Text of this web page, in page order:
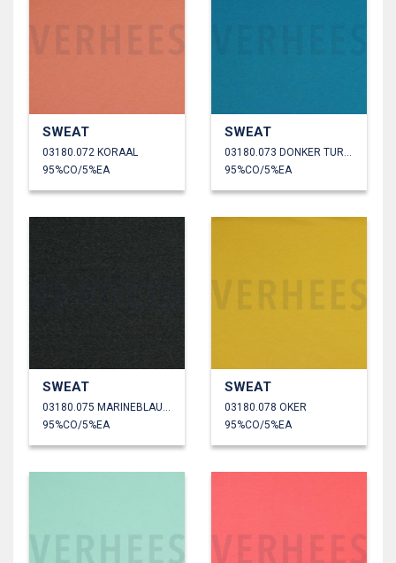
SWEAT
03180.072 KORAAL
95%CO/5%EA
SWEAT
03180.073 DONKER TURKOISE
95%CO/5%EA
SWEAT
03180.075 MARINEBLAUW GEMÊLEERD
95%CO/5%EA
SWEAT
03180.078 OKER
95%CO/5%EA